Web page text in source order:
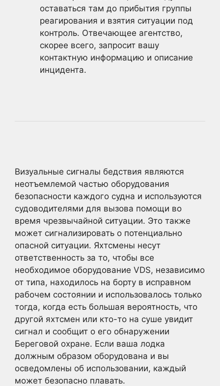
оставаться там до прибытия группы
реагирования и взятия ситуации под
контроль. Отвечающее агентство,
скорее всего, запросит вашу
контактную информацию и описание
инцидента.
Визуальные сигналы бедствия являются
неотъемлемой частью оборудования
безопасности каждого судна и используются
судоводителями для вызова помощи во
время чрезвычайной ситуации. Это также
может сигнализировать о потенциально
опасной ситуации. Яхтсмены несут
ответственность за то, чтобы все
необходимое оборудование VDS, независимо
от типа, находилось на борту в исправном
рабочем состоянии и использовалось только
тогда, когда есть большая вероятность, что
другой яхтсмен или кто-то на суше увидит
сигнал и сообщит о его обнаружении
Береговой охране. Если ваша лодка
должным образом оборудована и вы
осведомлены об использовании, каждый
может безопасно плавать.